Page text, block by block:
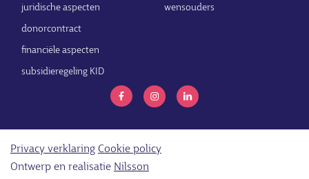
juridische aspecten
donorcontract
financiële aspecten
subsidieregeling KID
wensouders
Privacy verklaring Cookie policy
Ontwerp en realisatie Nilsson